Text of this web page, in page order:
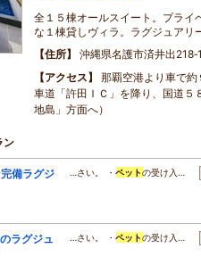
全１５棟オールスイート。プライ
な１棟貸しヴィラ。ラグジュアリ
住所
沖縄県名護市済井出
アクセス
那覇空港より車で
車道「許田ＩＣ」を降り、国道５
地島」方面へ）
ン
備ラグジ
…さい。 ・ペットの受け入…
ラグジュ
…さい。 ・ペットの受け入…